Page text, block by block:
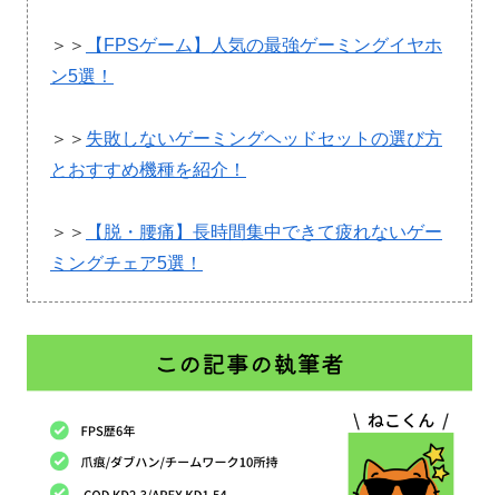
＞＞
【FPSゲーム】人気の最強ゲーミングイヤホ
ン5選！
＞＞ 失敗しないゲーミングヘッドセットの選び方
とおすすめ機種を紹介！
＞＞
【脱・腰痛】長時間集中できて疲れないゲー
ミングチェア5選！